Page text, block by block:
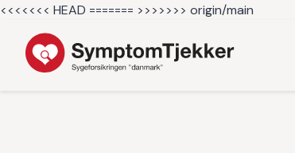
<<<<<<< HEAD ======= >>>>>>> origin/main